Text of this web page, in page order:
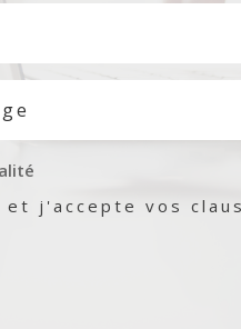
et j'accepte vos